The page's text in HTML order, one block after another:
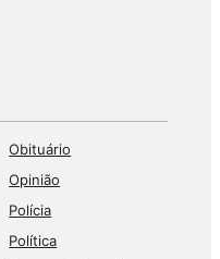
Obituário
Opinião
Polícia
Política